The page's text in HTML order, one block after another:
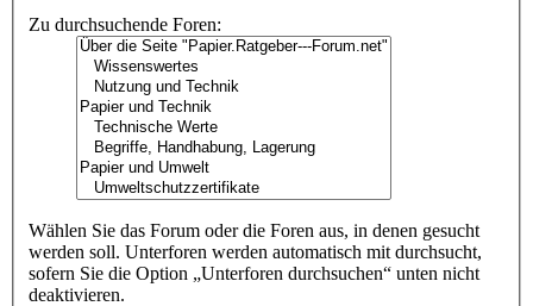
Zu durchsuchende Foren:
Wählen Sie das Forum oder die Foren aus, in denen gesucht
werden soll. Unterforen werden automatisch mit durchsucht,
sofern Sie die Option „Unterforen durchsuchen“ unten nicht
deaktivieren.